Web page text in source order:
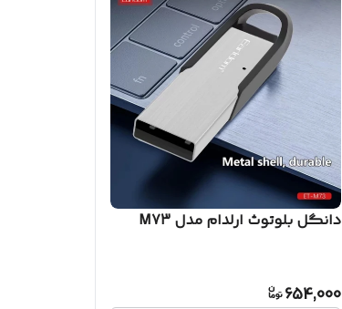
دانگل بلوتوث ارلدام مدل M73
654,000